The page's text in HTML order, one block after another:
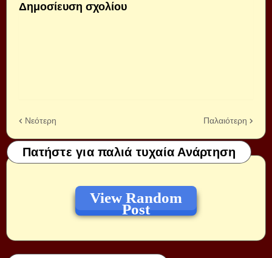
Δημοσίευση σχολίου
Νεότερη Παλαιότερη
Πατήστε για παλιά τυχαία Ανάρτηση
View Random
Post